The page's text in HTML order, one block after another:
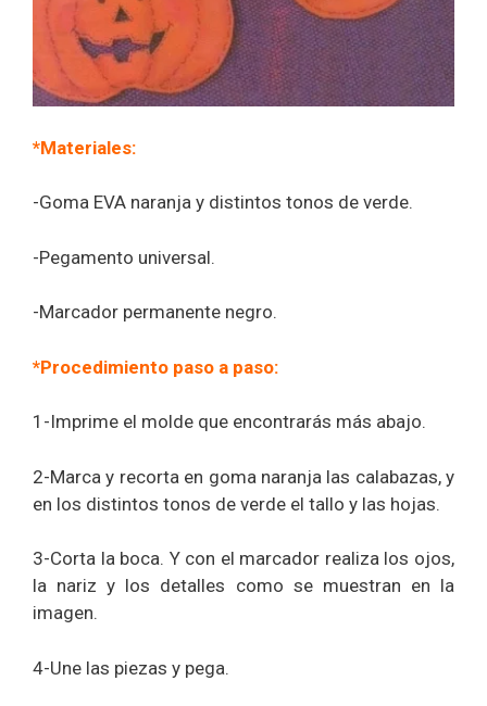
*Materiales:
-Goma EVA naranja y distintos tonos de verde.
-Pegamento universal.
-Marcador permanente negro.
*Procedimiento paso a paso:
1-Imprime el molde que encontrarás más abajo.
2-Marca y recorta en goma naranja las calabazas, y
en los distintos tonos de verde el tallo y las hojas.
3-Corta la boca. Y con el marcador realiza los ojos,
la nariz y los detalles como se muestran en la
imagen.
4-Une las piezas y pega.